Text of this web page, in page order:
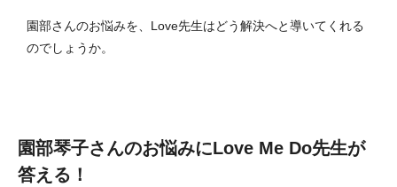
園部さんのお悩みを、Love先生はどう解決へと導いてくれる
のでしょうか。
園部琴子さんのお悩みにLove Me Do先生が
答える！